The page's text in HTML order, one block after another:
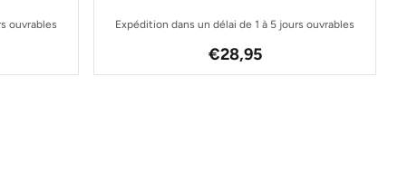
ouvrables
32,35
Expédition dans un délai de 1 à 5 jours ouvrables
Prix: 28,95
€28,95